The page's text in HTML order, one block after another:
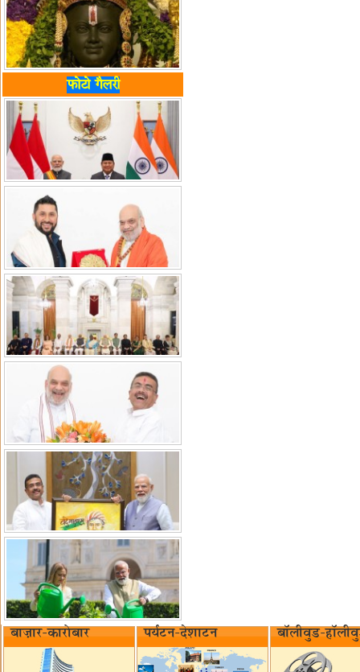
फोटो गैलरी
बाज़ार-कारोबार पर्यटन-देशाटन बॉलीवुड-